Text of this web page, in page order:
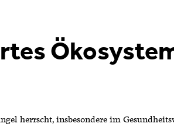
herrscht, insbesondere im